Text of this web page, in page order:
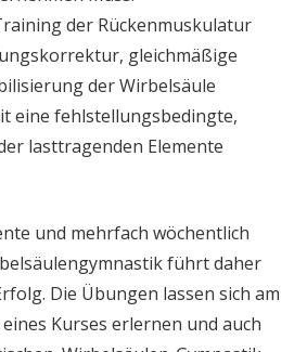
der Rückenmuskulatur
gleichmäßige
der Wirbelsäule
eine fehlstellungsbedingte,
lasttragenden Elemente
und mehrfach wöchentlich
führt daher
Die Übungen lassen sich am
Kurses erlernen und auch